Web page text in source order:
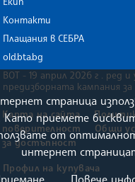
Контакти
Плащания в СЕБРА
old.bta.bg
ВОТ - 19 април 2026 г . ред и
предизборната кампания
Карта на сайта
поверителност
Общи
за достъпност
Профил на купувача
страница
Като приемете
от
интернет
Повече